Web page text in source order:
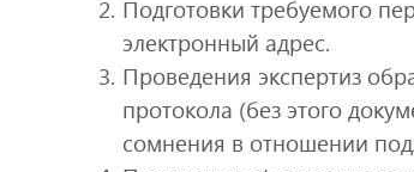
Подготовки требуемого
электронный адрес.
Проведения экспертиз
протокола (без этого
сомнения в отношении